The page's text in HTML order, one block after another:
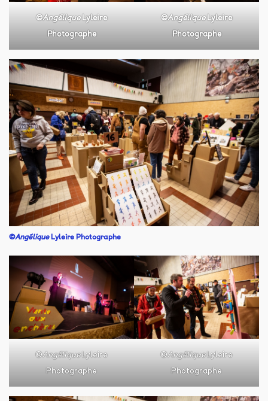
©AngéliqueLyleire
Photographe
©AngéliqueLyleire
Photographe
©AngéliqueLyleire Photographe
©AngéliqueLyleire
Photographe
©AngéliqueLyleire
Photographe